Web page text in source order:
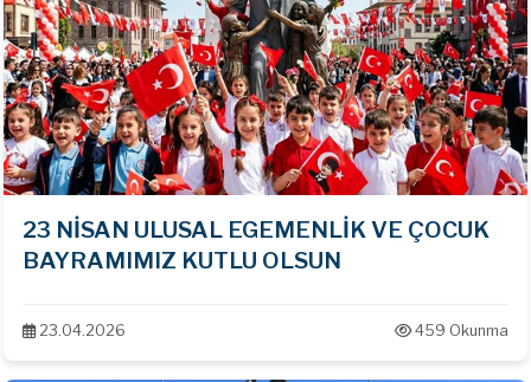
23 NİSAN ULUSAL EGEMENLİK VE ÇOCUK
BAYRAMIMIZ KUTLU OLSUN
23.04.2026 459 Okunma